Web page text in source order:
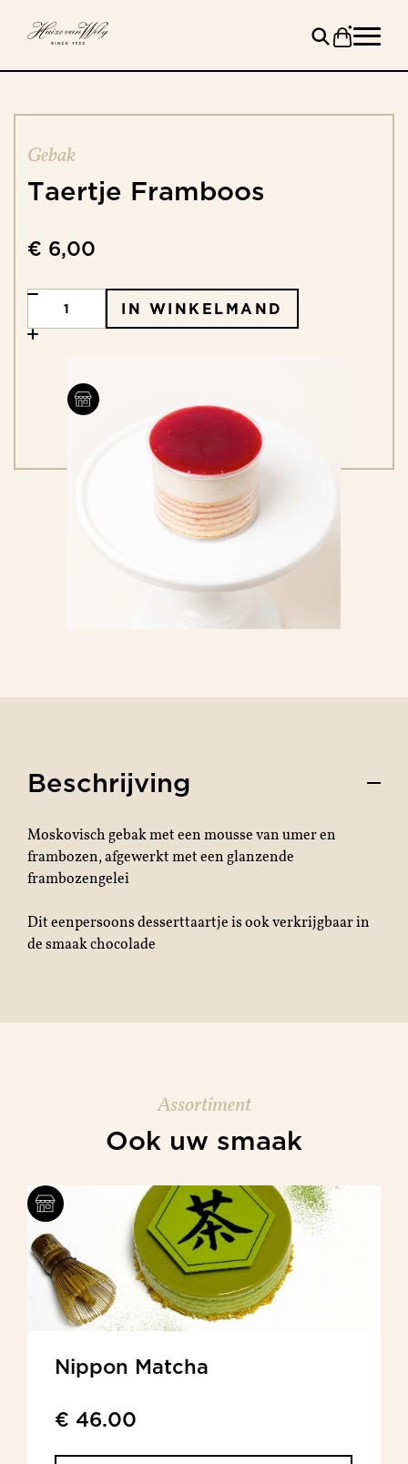
Gebak
Taertje Framboos
€ 6,00
IN WINKELMAND
Beschrijving
Moskovisch gebak met een mousse van umer en
frambozen, afgewerkt met een glanzende
frambozengelei
Dit eenpersoons desserttaartje is ook verkrijgbaar in
de smaak chocolade
Assortiment
Ook uw smaak
Nippon Matcha
€ 46.00